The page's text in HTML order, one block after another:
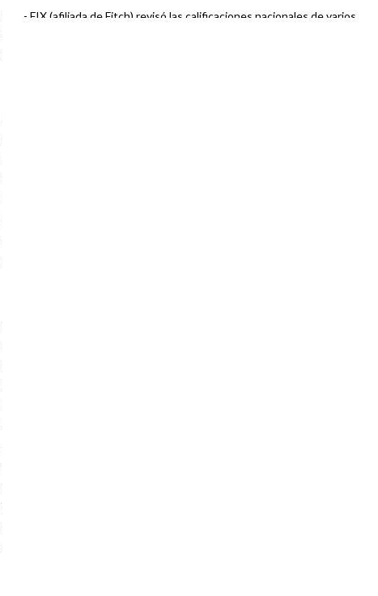
- FIX (afiliada de Fitch) revisó las calificaciones nacionales de varios